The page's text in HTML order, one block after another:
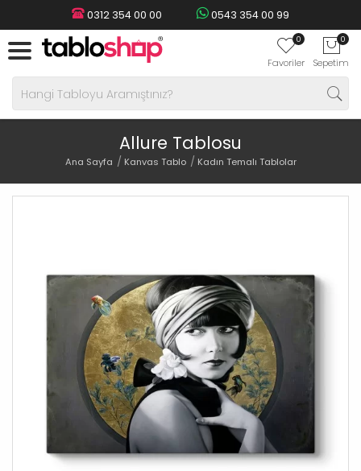
0312 354 00 00 0543 354 00 99
0
Favoriler
0
Sepetim
Allure Tablosu
Ana Sayfa Kanvas Tablo Kadın Temalı Tablolar